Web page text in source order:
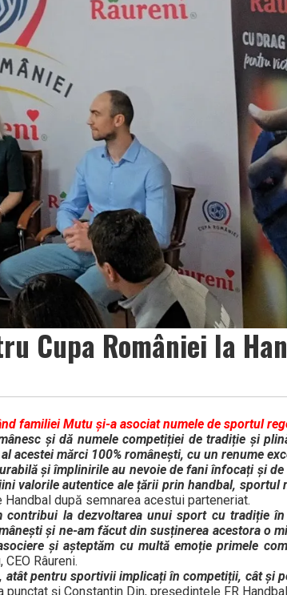
Cupa României la
familiei Mutu și-a asociat numele de sportul
și dă numele competiției de tradiție și
acestei mărci 100% românești, cu un renume
și împlinirile au nevoie de fani înfocați și
valorile autentice ale țării prin handbal, sportul
după semnarea acestui parteneriat.
la dezvoltarea unui sport cu tradiție
și ne-am făcut din susținerea acestora o
și așteptăm cu multă emoție primele
Râureni.
atât pentru sportivii implicați în competiții, cât și
punctat și Constantin Din, președintele FR